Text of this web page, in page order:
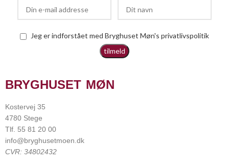
Jeg er indforstået med Bryghuset Møn's privatlivspolitik
BRYGHUSET MØN
Kostervej 35
4780 Stege
Tlf. 55 81 20 00
info@bryghusetmoen.dk
CVR: 34802432